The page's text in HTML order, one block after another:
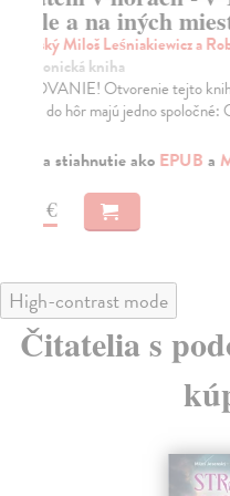
Stuart Anna|
Pokračovanie
Auschwitzi V roku 1945
Auschwi...
Na stiahnutie ako
12,90 €
High-contrast mode
Čitatelia s